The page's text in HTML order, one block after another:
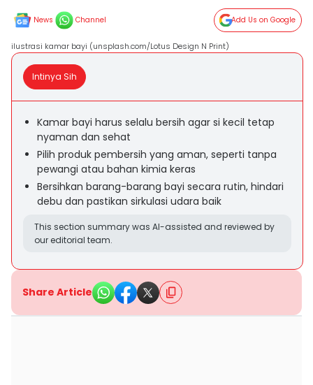
News Channel Add Us on Google
ilustrasi kamar bayi (unsplash.com/Lotus Design N Print)
Intinya Sih
Kamar bayi harus selalu bersih agar si kecil tetap
nyaman dan sehat
Pilih produk pembersih yang aman, seperti tanpa
pewangi atau bahan kimia keras
Bersihkan barang-barang bayi secara rutin, hindari
debu dan pastikan sirkulasi udara baik
This section summary was AI-assisted and reviewed by
our editorial team.
Share Article